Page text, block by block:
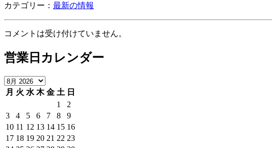
カテゴリー： 最新の情報
コメントは受け付けていません。
営業日カレンダー
月 火 水 木 金 土 日
1
2
3
4 5 6 7 8
9
10 11 12 13 14 15 16
17 18 19 20 21 22 23